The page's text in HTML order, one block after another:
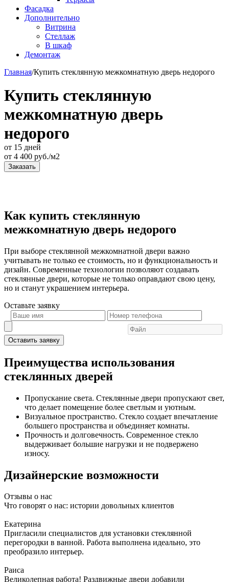
Фасадка
Дополнительно
Витрина
Стеллаж
В шкаф
Демонтаж
Главная/Купить стеклянную межкомнатную дверь недорого
Купить стеклянную
межкомнатную дверь
недорого
от 15 дней
от 4 400 руб./м2
Заказать
Как купить стеклянную
межкомнатную дверь недорого
При выборе стеклянной межкомнатной двери важно
учитывать не только ее стоимость, но и функциональность и
дизайн. Современные технологии позволяют создавать
стеклянные двери, которые не только оправдают свою цену,
но и станут украшением интерьера.
Оставьте заявку
Оставить заявку
Преимущества использования
стеклянных дверей
Пропускание света. Стеклянные двери пропускают свет,
что делает помещение более светлым и уютным.
Визуальное пространство. Стекло создает впечатление
большего пространства и объединяет комнаты.
Прочность и долговечность. Современное стекло
выдерживает большие нагрузки и не подвержено
износу.
Дизайнерские возможности
Отзывы о нас
Что говорят о нас: истории довольных клиентов
Екатерина
Пригласили специалистов для установки стеклянной
перегородки в ванной. Работа выполнена идеально, это
преобразило интерьер.
Раиса
Великолепная работа! Раздвижные двери добавили